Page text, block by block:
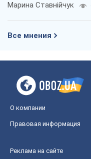
Марина Ставнійчук
Все мнения
О компании
Правовая информация
Реклама на сайте